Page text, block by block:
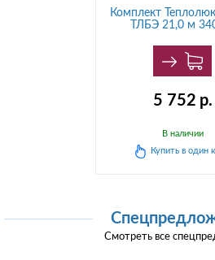
Комплект
ТЛБЭ 21,0 м
5 752 р.
В наличии
Купить в один
Смотреть все